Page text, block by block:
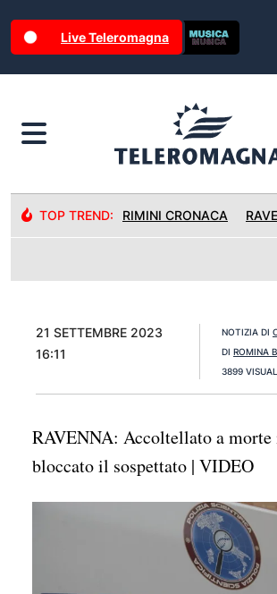
Live Teleromagna
TOP TREND: RIMINI CRONACA
21 SETTEMBRE 2023
16:11
NOTIZIA DI
DI ROMINA
3899
RAVENNA: Accoltellato a morte
bloccato il sospettato | VIDEO